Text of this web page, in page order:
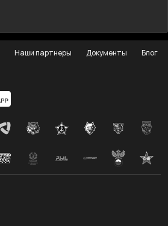
Наши партнеры Документы
Блог